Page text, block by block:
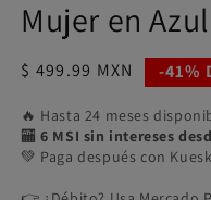
Mujer en
Precio
oferta
$ 499.99 MXN -41%
🔥 Hasta 24 meses
🏧6 MSI sin intereses
💚 Paga después con